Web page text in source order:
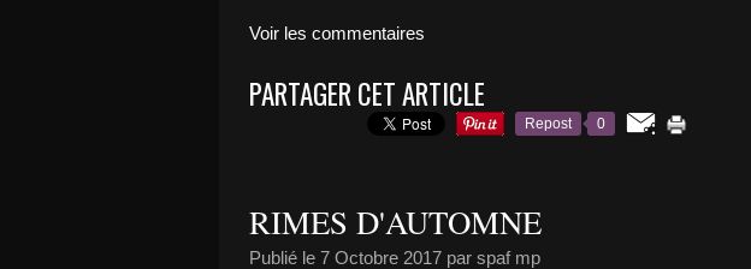
Voir les commentaires
PARTAGER CET ARTICLE
Repost 0
RIMES D'AUTOMNE
Publié le 7 Octobre 2017 par spaf mp